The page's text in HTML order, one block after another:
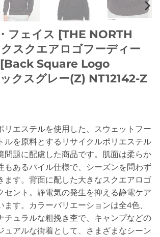
フェイス [THE NORTH
スクエアロゴフーディー
[Back Square Logo
クスグレー(Z) NT12142-Z
リエステルを使用した、スウェットフー
ルを原料とするリサイクルポリエステル
問題に配慮した商品です。肌面は柔らか
もあるパイル仕様で、シーズンを問わず
ます。背面に配した大きなスクエアロゴ
セント。静電気の発生を抑える静電ケア
ます。カラーバリエーションは全4色、
チュラルな粗挽き杢で、キャンプなどの
ュアルな街着として、さまざまなシーン